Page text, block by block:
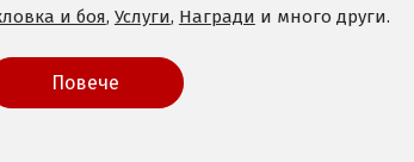
и боя, Услуги, Награди и много други.
Повече